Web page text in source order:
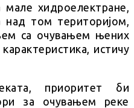
хидроелектране,
над том територијом,
са очувањем њених
истичу
приоритет би
за очувањем реке